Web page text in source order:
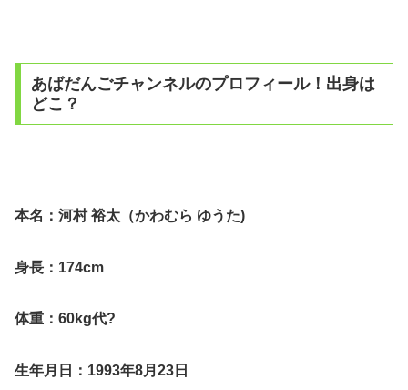
あばだんごチャンネルのプロフィール！出身は
どこ？
本名：河村 裕太（かわむら ゆうた)
身長：174cm
体重：60kg代?
生年月日：1993年8月23日